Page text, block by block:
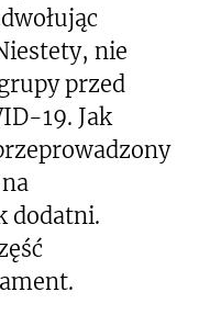
nie
przed
19. Jak
dodatni.